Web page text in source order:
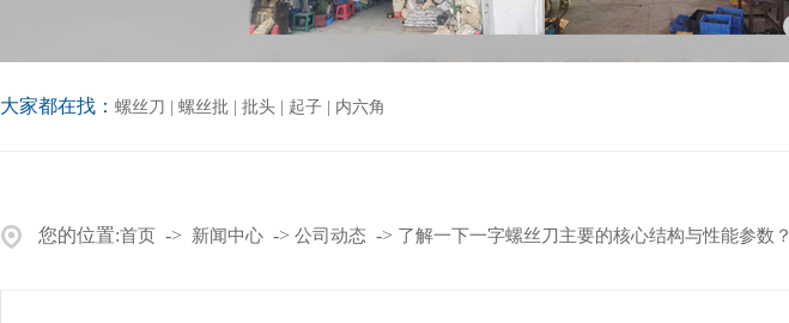
大家都在找： 螺丝刀 螺丝批 批头 起子 内六角
您的位置:首页 -> 新闻中心 -> 公司动态 -> 了解一下一字螺丝刀主要的核心结构与性能参数？